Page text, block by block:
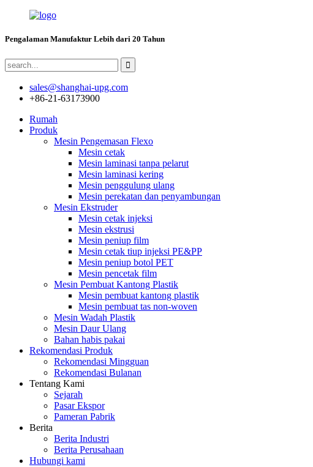
Pengalaman Manufaktur Lebih dari 20 Tahun
sales@shanghai-upg.com
+86-21-63173900
Rumah
Produk
Mesin Pengemasan Flexo
Mesin cetak
Mesin laminasi tanpa pelarut
Mesin laminasi kering
Mesin penggulung ulang
Mesin perekatan dan penyambungan
Mesin Ekstruder
Mesin cetak injeksi
Mesin ekstrusi
Mesin peniup film
Mesin cetak tiup injeksi PE&PP
Mesin peniup botol PET
Mesin pencetak film
Mesin Pembuat Kantong Plastik
Mesin pembuat kantong plastik
Mesin pembuat tas non-woven
Mesin Wadah Plastik
Mesin Daur Ulang
Bahan habis pakai
Rekomendasi Produk
Rekomendasi Mingguan
Rekomendasi Bulanan
Tentang Kami
Sejarah
Pasar Ekspor
Pameran Pabrik
Berita
Berita Industri
Berita Perusahaan
Hubungi kami